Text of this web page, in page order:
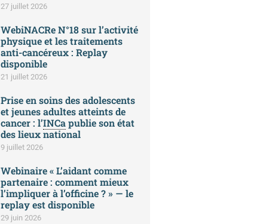
27 juillet 2026
WebiNACRe N°18 sur l’activité
physique et les traitements
anti-cancéreux : Replay
disponible
21 juillet 2026
Prise en soins des adolescents
et jeunes adultes atteints de
cancer : l’INCapublie son état
des lieux national
9 juillet 2026
Webinaire « L’aidant comme
partenaire : comment mieux
l’impliquer à l’officine ? » — le
replay est disponible
29 juin 2026